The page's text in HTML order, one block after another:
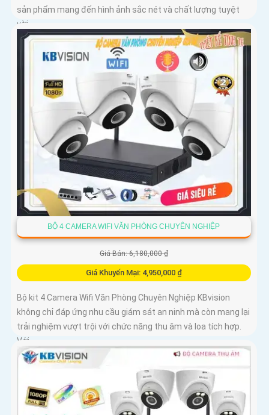
sản phẩm mang đến hình ảnh sắc nét và chất lượng tuyệt
vời
BỘ 4 CAMERA WIFI VĂN PHÒNG CHUYÊN NGHIỆP
Giá Bán: 6,180,000 ₫
Giá Khuyến Mại: 4,950,000 ₫
Bộ kit 4 Camera Wifi Văn Phòng Chuyên Nghiệp KBvision
không chỉ đáp ứng nhu cầu giám sát an ninh mà còn mang lại
trải nghiệm vượt trội với chức năng thu âm và loa tích hợp.
Với...